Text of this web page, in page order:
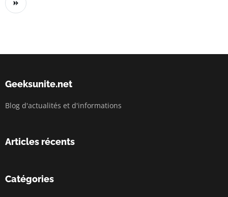
Geeksunite.net
Blog d'actualités et d'informations
Articles récents
Catégories